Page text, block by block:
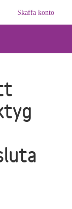
Skaffa konto